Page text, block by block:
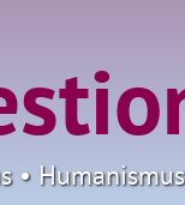
• Humanismus